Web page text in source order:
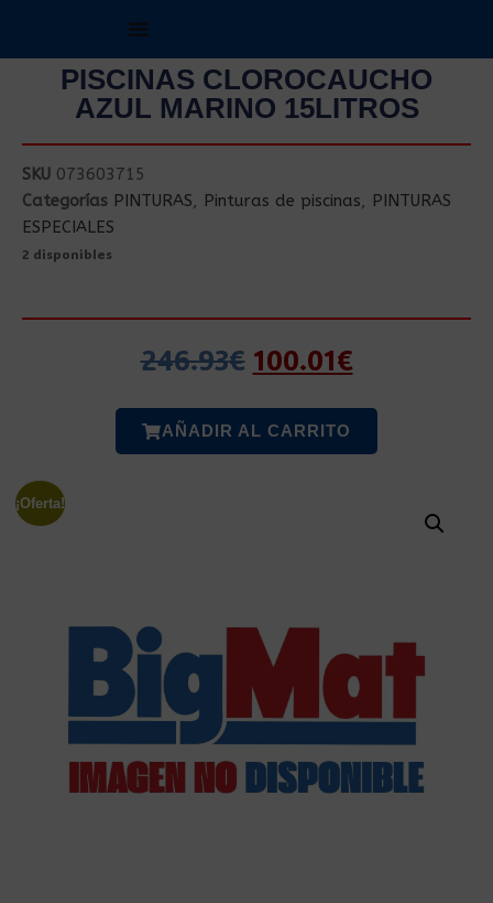
PISCINAS CLOROCAUCHO
AZUL MARINO 15LITROS
SKU 073603715
Categorías PINTURAS, Pinturas de piscinas, PINTURAS
ESPECIALES
2 disponibles
246.93€ 100.01€
AÑADIR AL CARRITO
¡Oferta!